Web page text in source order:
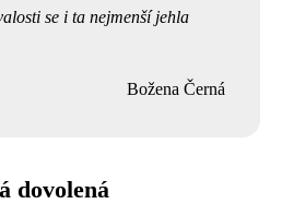
se i ta nejmenší jehla
Božena Černá
dovolená